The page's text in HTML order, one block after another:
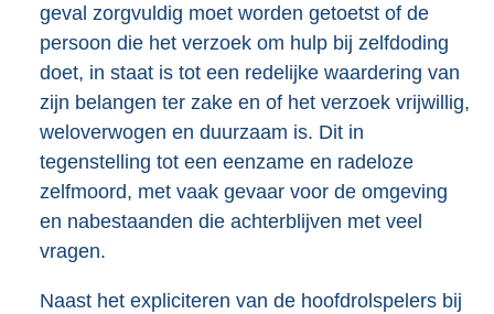
geval zorgvuldig moet worden getoetst of de
persoon die het verzoek om hulp bij zelfdoding
doet, in staat is tot een redelijke waardering van
zijn belangen ter zake en of het verzoek vrijwillig,
weloverwogen en duurzaam is. Dit in
tegenstelling tot een eenzame en radeloze
zelfmoord, met vaak gevaar voor de omgeving
en nabestaanden die achterblijven met veel
vragen.
Naast het expliciteren van de hoofdrolspelers bij